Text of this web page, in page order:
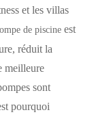
et les villas
de piscine est
réduit la
meilleure
sont
pourquoi